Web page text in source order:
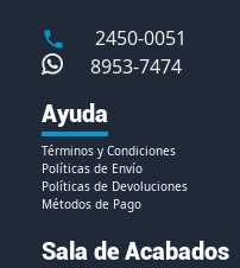
2450-0051
8953-7474
Ayuda
Términos y Condiciones
Políticas de Envío
Políticas de Devoluciones
Métodos de Pago
Sala de Acabados